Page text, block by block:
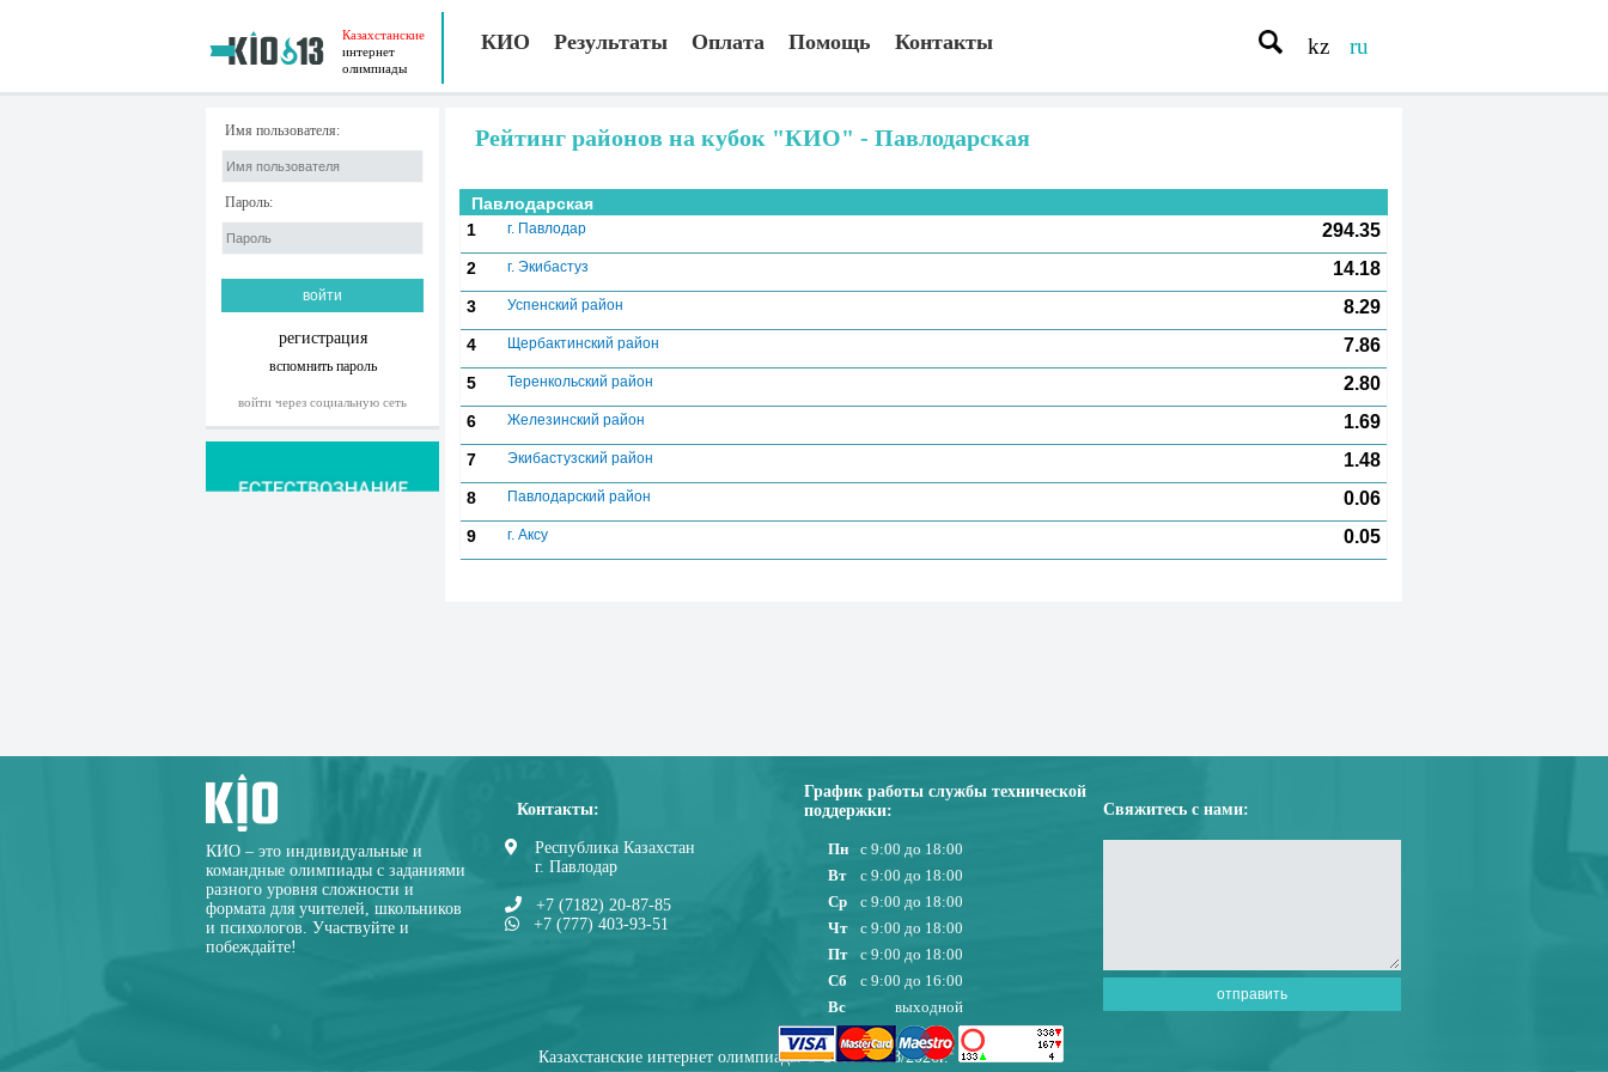
Казахстанские
интернет
олимпиады
КИО Результаты Оплата Помощь Контакты kz ru
Имя пользователя:
Пароль:
регистрация
вспомнить пароль
войти через социальную сеть
Рейтинг районов на кубок "КИО" - Павлодарская
Павлодарская
1
г. Павлодар 294.35
2 г. Экибастуз 14.18
3 Успенский район 8.29
4 Щербактинский район 7.86
5 Теренкольский район 2.80
6 Железинский район 1.69
7 Экибастузский район 1.48
8 Павлодарский район 0.06
9 г. Аксу 0.05
КИО – это индивидуальные и
командные олимпиады с заданиями
разного уровня сложности и
формата для учителей, школьников
и психологов. Участвуйте и
побеждайте!
Контакты:
Республика Казахстан
г. Павлодар
+7 (7182) 20-87-85
+7 (777) 403-93-51
График работы службы технической
поддержки:
Пн
с 9:00 до 18:00
Вт
с 9:00 до 18:00
Ср
с 9:00 до 18:00
Чт
с 9:00 до 18:00
Пт
с 9:00 до 18:00
Сб
с 9:00 до 16:00
Вс
выходной
Свяжитесь с нами:
Казахстанские интернет олимпиады © 2010-08/08/2026г.